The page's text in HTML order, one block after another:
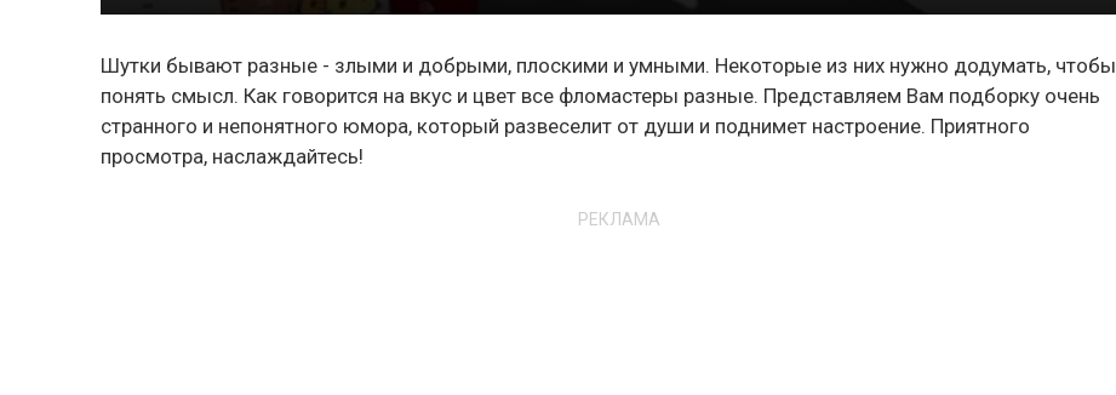
Шутки бывают разные - злыми и добрыми, плоскими иумными. Некоторые из них нужно додумать, чтобы
понять смысл. Как говорится на вкус и цвет все фломастеры разные. Представляем Вам подборку очень
странного и непонятного юмора, который развеселит от души и поднимет настроение. Приятного
просмотра, наслаждайтесь!
РЕКЛАМА